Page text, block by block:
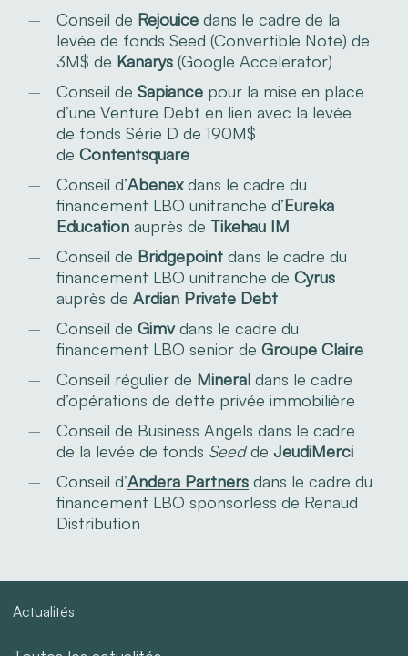
Conseil de Rejouicedans le cadre de la
levée de fonds Seed (Convertible Note) de
3M$ de Kanarys(Google Accelerator)
Conseil de Sapiancepour la mise en place
d’une Venture Debt en lien avec la levée
de fonds Série D de 190M$
de Contentsquare
Conseil d’Abenexdans le cadre du
financement LBO unitranche d’Eureka
Educationauprès de Tikehau IM
Conseil de Bridgepointdans le cadre du
financement LBO unitranche de Cyrus
auprès de Ardian Private Debt
Conseil de Gimvdans le cadre du
financement LBO senior de Groupe Claire
Conseil régulier de Mineraldans le cadre
d’opérations de dette privée immobilière
Conseil de Business Angels dans le cadre
de la levée de fonds Seedde JeudiMerci
Conseil d’Andera Partnersdans le cadre du
financement LBO sponsorless de Renaud
Distribution
Actualités